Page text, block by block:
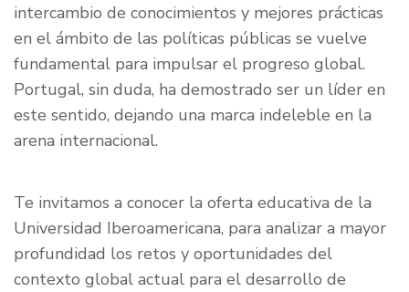
intercambio de conocimientos y mejores prácticas
en el ámbito de las políticas públicas se vuelve
fundamental para impulsar el progreso global.
Portugal, sin duda, ha demostrado ser un líder en
este sentido, dejando una marca indeleble en la
arena internacional.
Te invitamos a conocer la oferta educativa de la
Universidad Iberoamericana, para analizar a mayor
profundidad los retos y oportunidades del
contexto global actual para el desarrollo de